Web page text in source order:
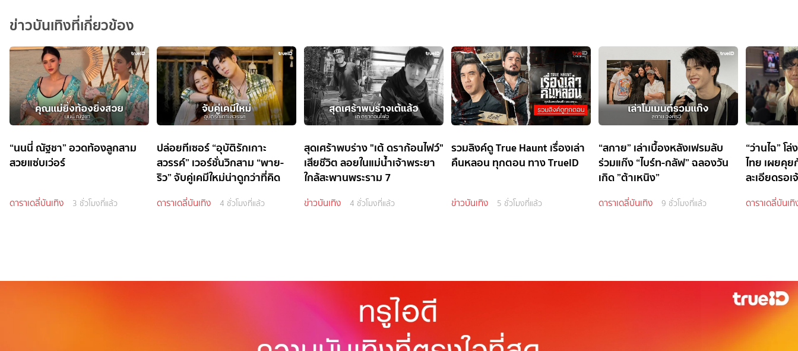
ข่าวบันเทิงที่เกี่ยวข้อง
“นนนี่ ณัฐชา” อวดท้องลูกสาม
สวยแซ่บเว่อร์
ดาราเดลี่บันเทิง 3 ชั่วโมงที่แล้ว
ปล่อยทีเซอร์ “อุบัติรักเกาะ
สวรรค์” เวอร์ชั่นวิกสาม “พาย-
ริว” จับคู่เคมีใหม่น่าดูกว่าที่คิด
ดาราเดลี่บันเทิง 4 ชั่วโมงที่แล้ว
สุดเศร้าพบร่าง "เต้ ดราก้อนไฟว์"
เสียชีวิต ลอยในแม่น้ำเจ้าพระยา
ใกล้สะพานพระราม 7
ข่าวบันเทิง 4 ชั่วโมงที่แล้ว
รวมลิงค์ดู True Haunt เรื่องเล่า
คืนหลอน ทุกตอน ทาง TrueID
ข่าวบันเทิง 5 ชั่วโมงที่แล้ว
“สกาย” เล่าเบื้องหลังเฟรมลับ
ร่วมแก๊ง “ไบร์ท-กลัฟ” ฉลองวัน
เกิด ”ต้าเหนิง”
ดาราเดลี่บันเทิง 9 ชั่วโมงที่แล้ว
“ว่านไฉ” โ
ไทย เผยคุ
ละเอียดรอ
ดาราเดลี่บันเทิ